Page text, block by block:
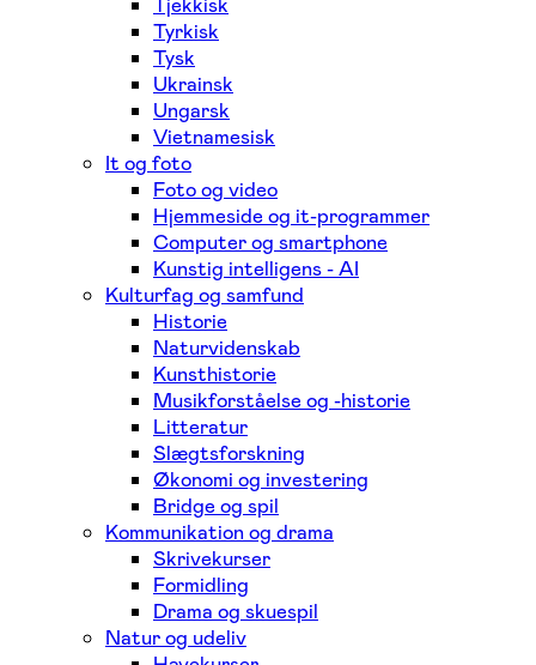
Tyrkisk
Tysk
Ukrainsk
Ungarsk
Vietnamesisk
It og foto
Foto og video
Hjemmeside og it-programmer
Computer og smartphone
Kunstig intelligens - AI
Kulturfag og samfund
Historie
Naturvidenskab
Kunsthistorie
Musikforståelse og -historie
Litteratur
Slægtsforskning
Økonomi og investering
Bridge og spil
Kommunikation og drama
Skrivekurser
Formidling
Drama og skuespil
Natur og udeliv